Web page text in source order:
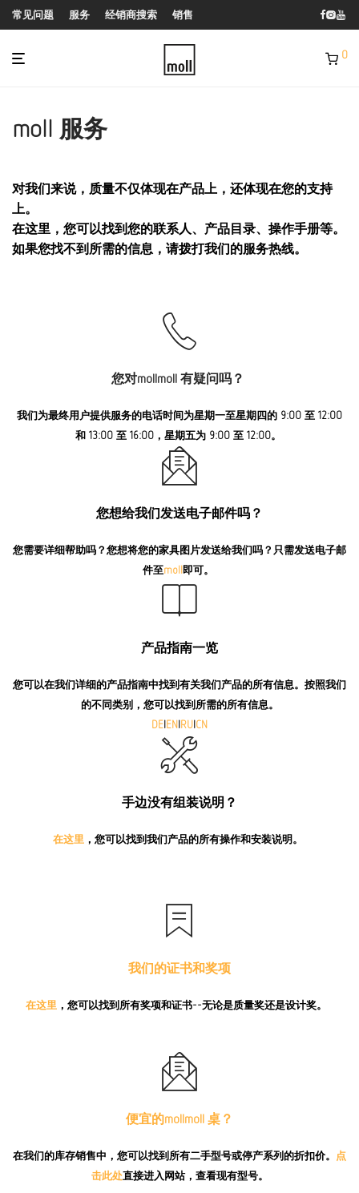
常见问题 服务 经销商搜索 销售
0
moll 服务
对我们来说，质量不仅体现在产品上，还体现在您的支持
上。
在这里，您可以找到您的联系人、产品目录、操作手册等。
如果您找不到所需的信息，请拨打我们的服务热线。
您对mollmoll 有疑问吗？
我们为最终用户提供服务的电话时间为星期一至星期四的 9:00 至 12:00
和 13:00 至 16:00，星期五为 9:00 至 12:00。
您想给我们发送电子邮件吗？
您需要详细帮助吗？您想将您的家具图片发送给我们吗？只需发送电子邮
件至moll即可。
产品指南一览
您可以在我们详细的产品指南中找到有关我们产品的所有信息。按照我们
的不同类别，您可以找到所需的所有信息。
DEIENIRUICN
手边没有组装说明？
在这里 ，您可以找到我们产品的所有操作和安装说明。
我们的证书和奖项
在这里 ，您可以找到所有奖项和证书--无论是质量奖还是设计奖。
便宜的mollmoll 桌？
在我们的库存销售中，您可以找到所有二手型号或停产系列的折扣价。
点
击此处直接进入网站，查看现有型号。